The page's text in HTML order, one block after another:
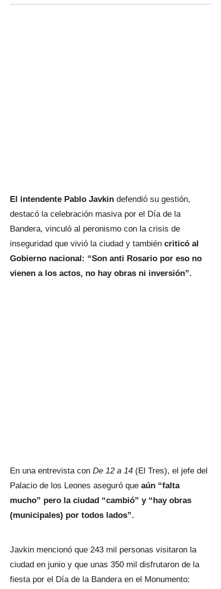
El intendente Pablo Javkin defendió su gestión,
destacó la celebración masiva por el Día de la
Bandera, vinculó al peronismo con la crisis de
inseguridad que vivió la ciudad y también criticó al
Gobierno nacional: “Son anti Rosario por eso no
vienen a los actos, no hay obras ni inversión”.
En una entrevista con De 12 a 14 (El Tres), el jefe del
Palacio de los Leones aseguró que aún “falta
mucho” pero la ciudad “cambió” y “hay obras
(municipales) por todos lados”.
Javkin mencionó que 243 mil personas visitaron la
ciudad en junio y que unas 350 mil disfrutaron de la
fiesta por el Día de la Bandera en el Monumento: